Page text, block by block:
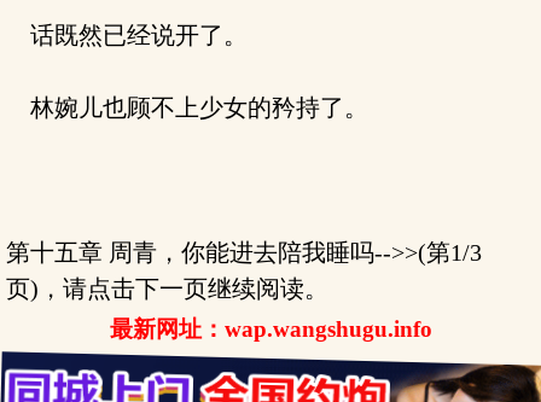
话既然已经说开了。
林婉儿也顾不上少女的矜持了。
第十五章 周青，你能进去陪我睡吗-->>(第1/3
页)，请点击下一页继续阅读。
最新网址：wap.wangshugu.info